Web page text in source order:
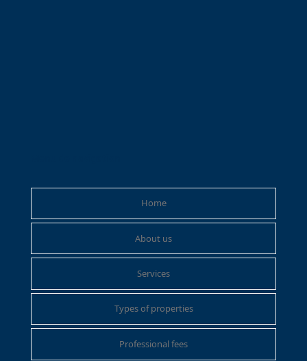
Home
About us
Services
Types of properties
Professional fees